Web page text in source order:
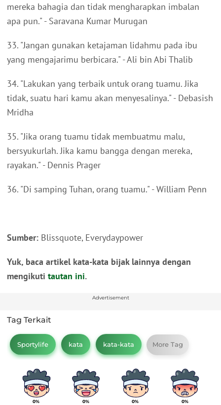
mereka bahagia dan tidak mengharapkan imbalan
apa pun." - Saravana Kumar Murugan
33. "Jangan gunakan ketajaman lidahmu pada ibu
yang mengajarimu berbicara." - Ali bin Abi Thalib
34. "Lakukan yang terbaik untuk orang tuamu. Jika
tidak, suatu hari kamu akan menyesalinya." - Debasish
Mridha
35. "Jika orang tuamu tidak membuatmu malu,
bersyukurlah. Jika kamu bangga dengan mereka,
rayakan." - Dennis Prager
36. "Di samping Tuhan, orang tuamu." - William Penn
Sumber: Blissquote, Everydaypower
Yuk, baca artikel kata-kata bijak lainnya dengan
mengikuti tautan ini.
Advertisement
Tag Terkait
Sportylife kata kata-kata More Tag
0% 0% 0% 0%